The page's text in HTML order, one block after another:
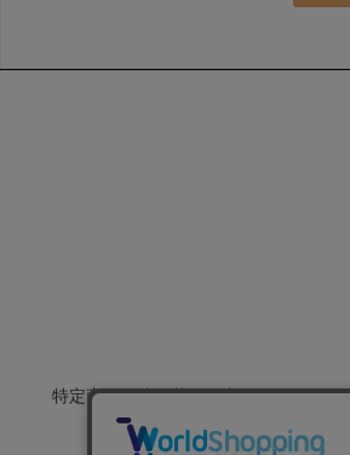
特定商取引法に基づく表示